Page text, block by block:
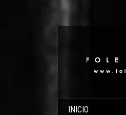
INICIO